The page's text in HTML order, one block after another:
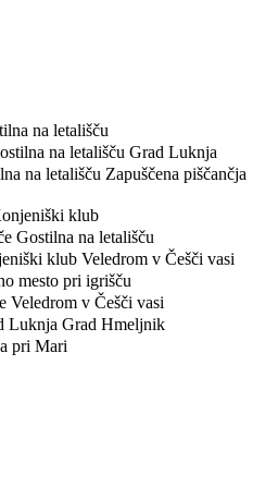
na letališču
na letališču Grad Luknja
na letališču Zapuščena piščančja
klub
Gostilna na letališču
klub Veledrom v Češči vasi
mesto pri igrišču
Veledrom v Češči vasi
Luknja Grad Hmeljnik
pri Mari